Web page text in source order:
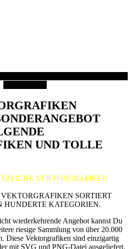
UND TOLLE
VEKTORGRAFIKEN
SORTIERT
HUNDERTE KATEGORIEN.
wiederkehrende Angebot kannst Du
riesige Sammlung von über 20.000
Diese Vektorgrafiken sind einzigartig
mit SVG und PNG-Datei ausgeliefert.